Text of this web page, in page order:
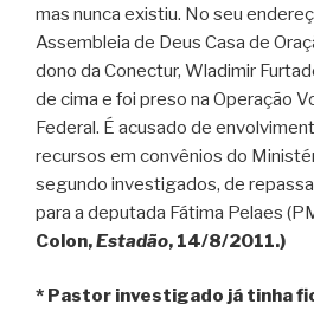
mas nunca existiu. No seu
Assembleia de Deus Casa de
dono da Conectur, Wladimir
de cima e foi preso na Operação
Federal. É acusado de
recursos em convênios do
segundo investigados, de
para a deputada Fátima Pelaes
Colon,Estadão, 14/8/2011.)
* Pastor investigado já tinha